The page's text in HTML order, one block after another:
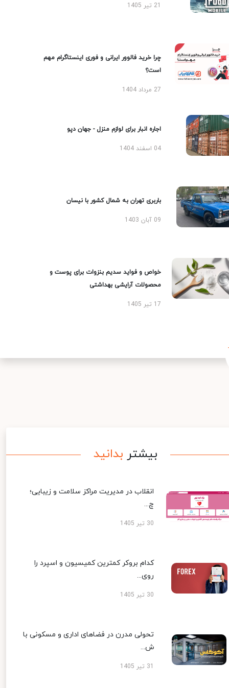
چرا خرید فالوور ایرانی و فوری اینستاگرام مهم
است؟
27 مرداد 1404
اجاره انبار برای لوازم منزل - جهان دپو
04 اسفند 1404
باربری تهران به شمال کشور با نیسان
09 آبان 1403
خواص و فواید سدیم بنزوات برای پوست و
محصولات آرایشی بهداشتی
17 تیر 1405
بیشتر بدانید
انقلاب در مدیریت مراکز سلامت و زیبایی؛
چ...
30 تیر 1405
کدام بروکر کمترین کمیسیون و اسپرد را
روی...
30 تیر 1405
تحولی مدرن در فضاهای اداری و مسکونی با
ش...